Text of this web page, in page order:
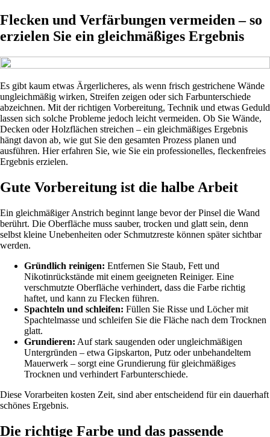
Flecken und Verfärbungen vermeiden – so
erzielen Sie ein gleichmäßiges Ergebnis
Es gibt kaum etwas Ärgerlicheres, als wenn frisch gestrichene Wände
ungleichmäßig wirken, Streifen zeigen oder sich Farbunterschiede
abzeichnen. Mit der richtigen Vorbereitung, Technik und etwas Geduld
lassen sich solche Probleme jedoch leicht vermeiden. Ob Sie Wände,
Decken oder Holzflächen streichen – ein gleichmäßiges Ergebnis
hängt davon ab, wie gut Sie den gesamten Prozess planen und
ausführen. Hier erfahren Sie, wie Sie ein professionelles, fleckenfreies
Ergebnis erzielen.
Gute Vorbereitung ist die halbe Arbeit
Ein gleichmäßiger Anstrich beginnt lange bevor der Pinsel die Wand
berührt. Die Oberfläche muss sauber, trocken und glatt sein, denn
selbst kleine Unebenheiten oder Schmutzreste können später sichtbar
werden.
Gründlich reinigen: Entfernen Sie Staub, Fett und
Nikotinrückstände mit einem geeigneten Reiniger. Eine
verschmutzte Oberfläche verhindert, dass die Farbe richtig
haftet, und kann zu Flecken führen.
Spachteln und schleifen: Füllen Sie Risse und Löcher mit
Spachtelmasse und schleifen Sie die Fläche nach dem Trocknen
glatt.
Grundieren: Auf stark saugenden oder ungleichmäßigen
Untergründen – etwa Gipskarton, Putz oder unbehandeltem
Mauerwerk – sorgt eine Grundierung für gleichmäßiges
Trocknen und verhindert Farbunterschiede.
Diese Vorarbeiten kosten Zeit, sind aber entscheidend für ein dauerhaft
schönes Ergebnis.
Die richtige Farbe und das passende